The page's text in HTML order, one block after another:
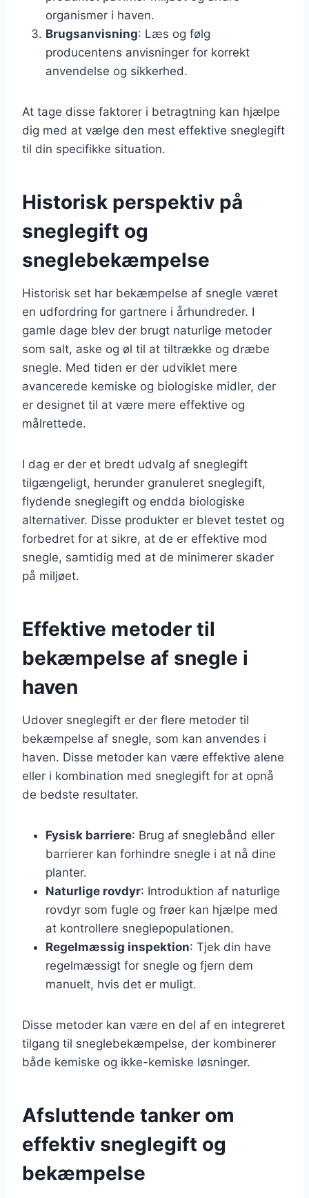
organismer i haven.
Brugsanvisning: Læs og følg
producentens anvisninger for korrekt
anvendelse og sikkerhed.
At tage disse faktorer i betragtning kan hjælpe
dig med at vælge den mest effektive sneglegift
til din specifikke situation.
Historisk perspektiv på
sneglegift og
sneglebekæmpelse
Historisk set har bekæmpelse af snegle været
en udfordring for gartnere i århundreder. I
gamle dage blev der brugt naturlige metoder
som salt, aske og øl til at tiltrække og dræbe
snegle. Med tiden er der udviklet mere
avancerede kemiske og biologiske midler, der
er designet til at være mere effektive og
målrettede.
I dag er der et bredt udvalg af sneglegift
tilgængeligt, herunder granuleret sneglegift,
flydende sneglegift og endda biologiske
alternativer. Disse produkter er blevet testet og
forbedret for at sikre, at de er effektive mod
snegle, samtidig med at de minimerer skader
på miljøet.
Effektive metoder til
bekæmpelse af snegle i
haven
Udover sneglegift er der flere metoder til
bekæmpelse af snegle, som kan anvendes i
haven. Disse metoder kan være effektive alene
eller i kombination med sneglegift for at opnå
de bedste resultater.
Fysisk barriere: Brug af sneglebånd eller
barrierer kan forhindre snegle i at nå dine
planter.
Naturlige rovdyr: Introduktion af naturlige
rovdyr som fugle og frøer kan hjælpe med
at kontrollere sneglepopulationen.
Regelmæssig inspektion: Tjek din have
regelmæssigt for snegle og fjern dem
manuelt, hvis det er muligt.
Disse metoder kan være en del af en integreret
tilgang til sneglebekæmpelse, der kombinerer
både kemiske og ikke-kemiske løsninger.
Afsluttende tanker om
effektiv sneglegift og
bekæmpelse